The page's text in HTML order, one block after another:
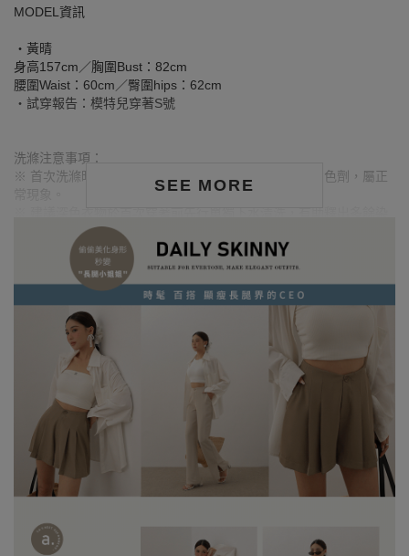
SEE MORE
MODEL資訊
‧黃晴
身高157cm／胸圍Bust：82cm
腰圍Waist：60cm／臀圍hips：62cm
‧試穿報告：模特兒穿著S號
洗滌注意事項：
※ 首次洗滌時，深色／飽和色系布料較易釋出多餘的固色劑，屬正
劑，減少移染或掉色風險。
※ 請與淺色衣物分開洗滌，避免互相染色或產生移染情形。
※ 穿搭時亦建議避免與淺色配件、包款、飾品一同使用，以降低因
摩擦或潮濕造成染色的可能性。
※ 顏色請參考單品圖片較為接近，但因圖檔顏色會因個人電腦螢幕
設定差異略有不同，請以實際商品顏色為準。